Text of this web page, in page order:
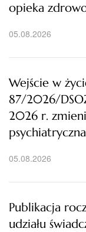
opieka
05.08.2026
Wejście w
87/2026/
2026 r.
05.08.2026
Publikacja
udziału